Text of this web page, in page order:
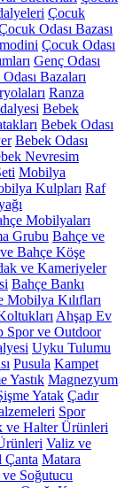
Çocuk
Odası Bazası
Çocuk Odası
Genç Odası
Bazaları
Ranza
Bebek
Bebek Odası
Bebek Odası
Nevresim
Mobilya
Kulpları Raf
Mobilyaları
Grubu Bahçe ve
Bahçe Köşe
ve Kameriyeler
Bahçe Bankı
Mobilya Kılıfları
Ahşap Ev
Spor ve Outdoor
Uyku Tulumu
Pusula Kampet
Yastık Magnezyum
Yatak Çadır
Spor
ve Halter Ürünleri
Valiz ve
Çanta Matara
Soğutucu